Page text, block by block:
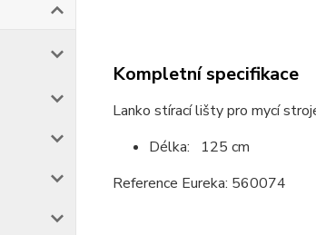
Kompletní specifikace
Lanko stírací lišty pro mycí
Délka: 125 cm
Reference Eureka: 560074